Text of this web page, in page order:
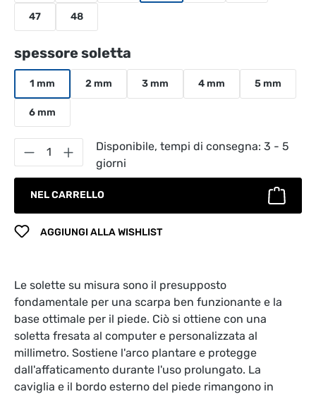
47 48
Seleziona
spessore soletta
1 mm 2 mm 3 mm 4 mm 5 mm
6 mm
Quantità del prodotto: inserisci la
Disponibile, tempi di consegna: 3 - 5
giorni
NEL CARRELLO
AGGIUNGI ALLA WISHLIST
Le solette su misura sono il presupposto
fondamentale per una scarpa ben funzionante e la
base ottimale per il piede. Ciò si ottiene con una
soletta fresata al computer e personalizzata al
millimetro. Sostiene l'arco plantare e protegge
dall'affaticamento durante l'uso prolungato. La
caviglia e il bordo esterno del piede rimangono in